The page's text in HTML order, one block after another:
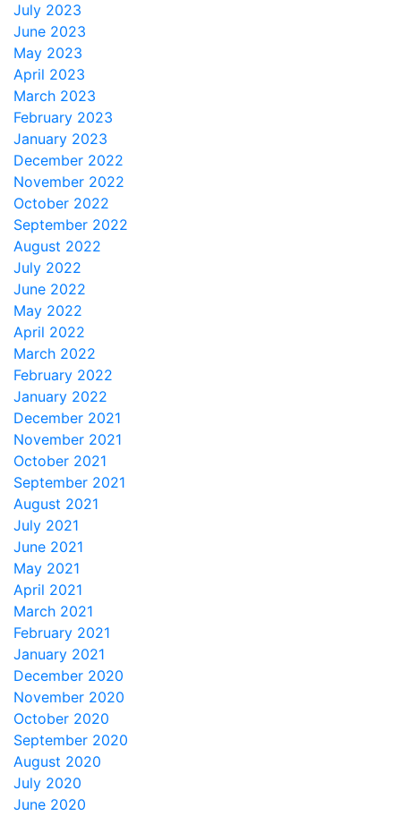
July 2023
June 2023
May 2023
April 2023
March 2023
February 2023
January 2023
December 2022
November 2022
October 2022
September 2022
August 2022
July 2022
June 2022
May 2022
April 2022
March 2022
February 2022
January 2022
December 2021
November 2021
October 2021
September 2021
August 2021
July 2021
June 2021
May 2021
April 2021
March 2021
February 2021
January 2021
December 2020
November 2020
October 2020
September 2020
August 2020
July 2020
June 2020